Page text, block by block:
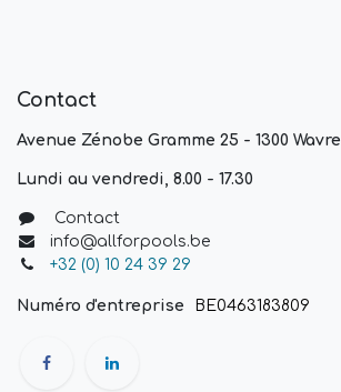
Contact
Avenue Zénobe Gramme 25 - 1300 Wavre
Lundi au vendredi, 8.00 - 17.30
Contact
info@allforpools.be
+32 (0) 10 24 39 29
Numéro d'entreprise BE0463183809